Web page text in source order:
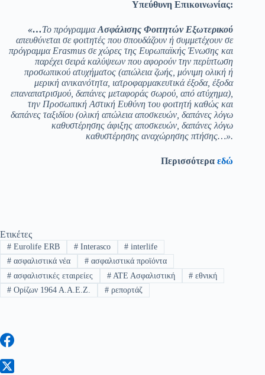
Υπεύθυνη Επικοινωνίας:
«…Το πρόγραμμαΑσφάλισης Φοιτητών Εξωτερικού
απευθύνεται σε φοιτητές που σπουδάζουν ή συμμετέχουν σε
πρόγραμμα Erasmus σε χώρες της Ευρωπαϊκής Ένωσης και
παρέχει σειρά καλύψεων που αφορούν την περίπτωση
προσωπικού ατυχήματος (απώλεια ζωής, μόνιμη ολική ή
μερική ανικανότητα, ιατροφαρμακευτικά έξοδα, έξοδα
επαναπατρισμού, δαπάνες μεταφοράς σωρού, από ατύχημα),
την Προσωπική Αστική Ευθύνη του φοιτητή καθώς και
δαπάνες ταξιδίου (ολική απώλεια αποσκευών, δαπάνες λόγω
καθυστέρησης άφιξης αποσκευών, δαπάνες λόγω
καθυστέρησης αναχώρησης πτήσης…».
Περισσότεραεδώ
Ετικέτες
#Eurolife ERB #Interasco # interlife
#ασφαλιστικά νέα #ασφαλιστικά προϊόντα
#ασφαλιστικές εταιρείες #ΑΤΕ Ασφαλιστική # εθνική
#Ορίζων 1964 Α.Α.Ε.Ζ. #ρεπορτάζ